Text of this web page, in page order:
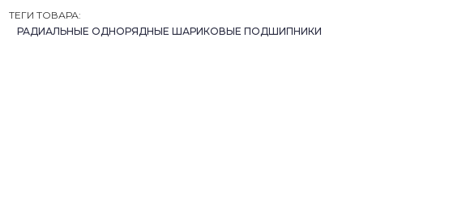
ТЕГИ ТОВАРА:
РАДИАЛЬНЫЕ ОДНОРЯДНЫЕ ШАРИКОВЫЕ ПОДШИПНИКИ